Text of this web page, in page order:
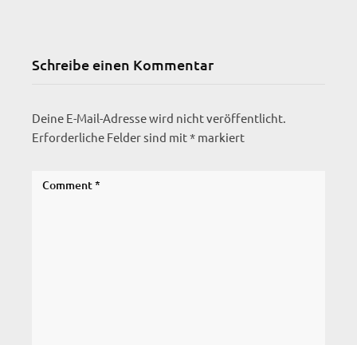
Schreibe einen Kommentar
Deine E-Mail-Adresse wird nicht veröffentlicht.
Erforderliche Felder sind mit* markiert